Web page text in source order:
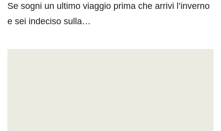
Se sogni un ultimo viaggio prima che arrivi l’inverno
e sei indeciso sulla…